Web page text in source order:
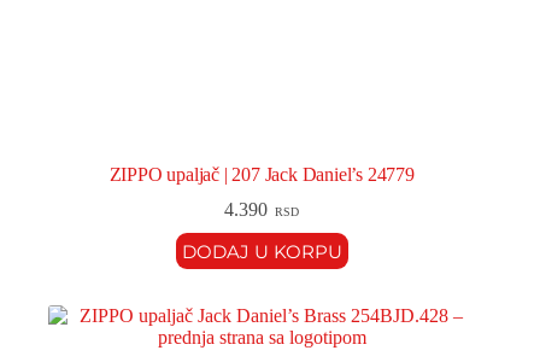
ZIPPO upaljač | 207 Jack Daniel’s 24779
4.390 RSD
DODAJ U KORPU